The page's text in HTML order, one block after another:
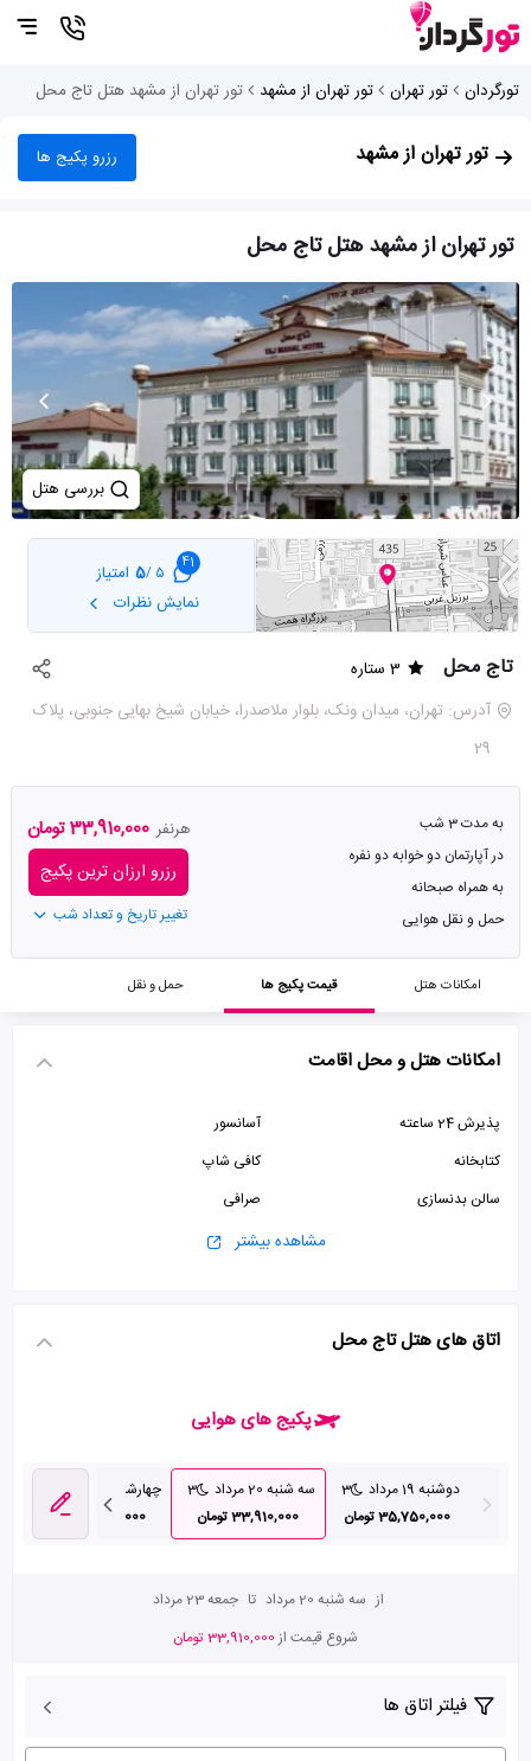
تورگردان تور تهران تور تهران از مشهد تور تهران از مشهد هتل تاج محل
تور تهران از مشهد رزرو پکیج ها
تور تهران از مشهد هتل تاج محل
بررسی هتل
41
5 /
5 امتیاز
نمایش نظرات
تاج محل
3 ستاره
آدرس: تهران، میدان ونک، بلوار ملاصدرا، خیابان شیخ بهایی جنوبی، پلاک
29
به مدت 3 شب
در آپارتمان دو خوابه دو نفره
به همراه صبحانه
حمل و نقل هوایی
هرنفر 33,910,000 تومان
رزرو ارزان ترین پکیج
تغییر تاریخ و تعداد شب
امکانات هتل قیمت پکیج ها حمل و نقل
امکانات هتل و محل اقامت
پذیرش 24 ساعته
آسانسور
کتابخانه
کافی شاپ
سالن بدنسازی
صرافی
سالن بیلیاردمشاهده بیشتر
اتاق های هتل تاج محل
پکیج های هوایی
دوشنبه 19 مرداد
3
35,750,000 تومان
سه شنبه 20 مرداد
3
33,910,000 تومان
چهارشنبه 21 مرداد
34,700,000 تومان
از سه شنبه 20 مرداد تا جمعه 23 مرداد
شروع قیمت از33,910,000 تومان
فیلتر اتاق ها